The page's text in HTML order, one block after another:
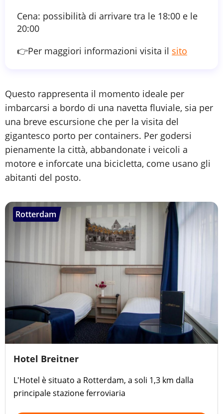
Cena: possibilità di arrivare tra le 18:00 e le
20:00
👉Per maggiori informazioni visita il sito
Questo rappresenta il momento ideale per
imbarcarsi a bordo di una navetta fluviale, sia per
una breve escursione che per la visita del
gigantesco porto per containers. Per godersi
pienamente la città, abbandonate i veicoli a
motore e inforcate una bicicletta, come usano gli
abitanti del posto.
Rotterdam
Hotel Breitner
L'Hotel è situato a Rotterdam, a soli 1,3 km dalla
principale stazione ferroviaria